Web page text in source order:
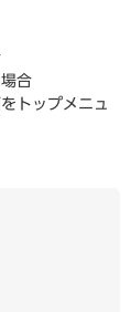
合
トップメニュ